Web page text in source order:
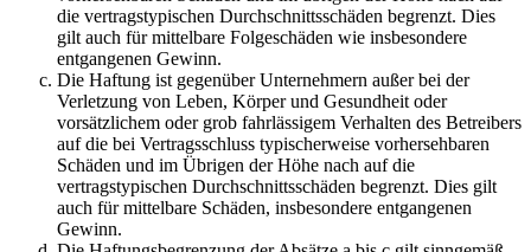
die vertragstypischen Durchschnittsschäden begrenzt. Dies
gilt auch für mittelbare Folgeschäden wie insbesondere
entgangenen Gewinn.
Die Haftung ist gegenüber Unternehmern außer bei der
Verletzung von Leben, Körper und Gesundheit oder
vorsätzlichem oder grob fahrlässigem Verhalten des Betreibers
auf die bei Vertragsschluss typischerweise vorhersehbaren
Schäden und im Übrigen der Höhe nach auf die
vertragstypischen Durchschnittsschäden begrenzt. Dies gilt
auch für mittelbare Schäden, insbesondere entgangenen
Gewinn.